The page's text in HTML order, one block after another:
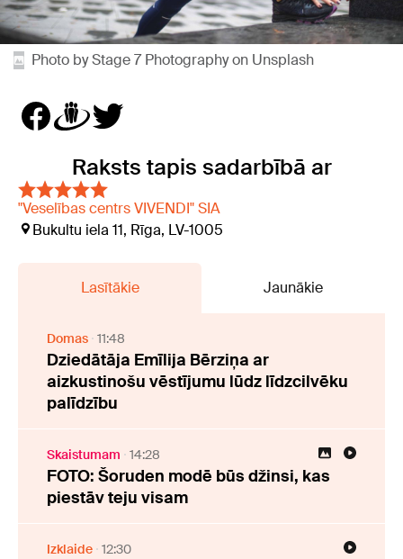
Photo by Stage 7 Photography on Unsplash
Raksts tapis sadarbībā ar
"Veselības centrs VIVENDI" SIA
Bukultu iela 11, Rīga, LV-1005
Lasītākie Jaunākie
Domas 11:48
Dziedātāja Emīlija Bērziņa ar
aizkustinošu vēstījumu lūdz līdzcilvēku
palīdzību
Skaistumam 14:28
FOTO: Šoruden modē būs džinsi, kas
piestāv teju visam
Izklaide 12:30